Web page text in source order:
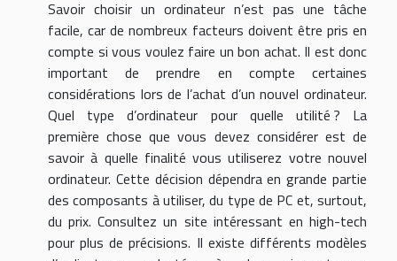
Savoir choisir un ordinateur n’est pas une tâche
facile, car de nombreux facteurs doivent être pris en
compte si vous voulez faire un bon achat. Il est donc
important de prendre en compte certaines
considérations lors de l’achat d’un nouvel ordinateur.
Quel type d’ordinateur pour quelle utilité ? La
première chose que vous devez considérer est de
savoir à quelle finalité vous utiliserez votre nouvel
ordinateur. Cette décision dépendra en grande partie
des composants à utiliser, du type de PC et, surtout,
du prix. Consultez un site intéressant en high-tech
pour plus de précisions. Il existe différents modèles